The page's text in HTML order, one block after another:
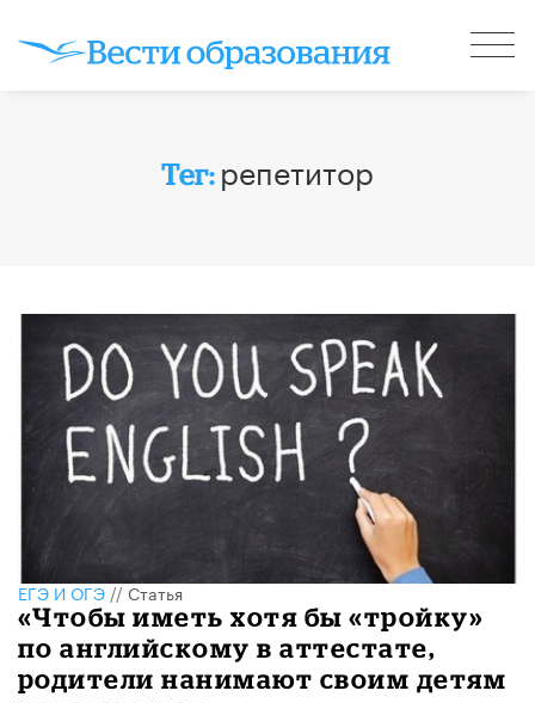
Тег: репетитор
ЕГЭ И ОГЭ//Статья
«Чтобы иметь хотя бы «тройку»
по английскому в аттестате,
родители нанимают своим детям